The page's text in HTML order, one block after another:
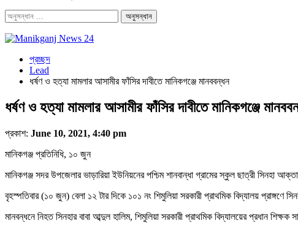
প্রচ্ছদ
Lead
ধর্ষণ ও হত্যা মামলার আসামীর ফাঁসির দাবীতে মানিকগঞ্জে মানববন্ধন
ধর্ষণ ও হত্যা মামলার আসামীর ফাঁসির দাবীতে মানিকগঞ্জে
প্রকাশ: June 10, 2021, 4:40 pm
মানিকগঞ্জ প্রতিনিধি, ১০ জুন
মানিকগঞ্জ সদর উপজেলার ভাড়ারিয়া ইউনিয়নের পশ্চিম শানবান্ধা গ্রামের স্কুল ছাত্রী সিনহা
বৃহস্পতিবার (১০ জুন) বেলা ১২ টার দিকে ১০১ নং শিমুলিয়া সরকারী প্রাথমিক বিদ্যালয় প্রাঙ্গণে
মানবন্ধনে নিহত সিনহার বাবা আব্দুল হালিম, শিমুলিয়া সরকারী প্রাথমিক বিদ্যালয়ের প্রধান